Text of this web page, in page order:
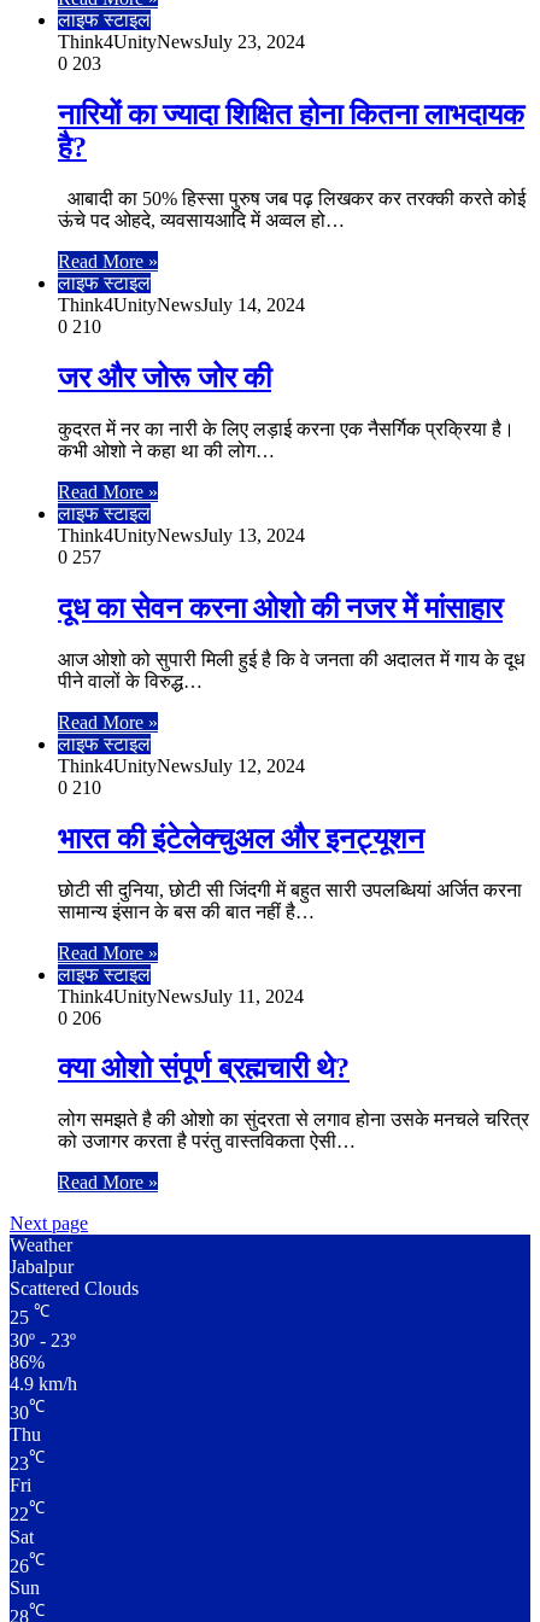
लाइफ स्टाइल
Think4UnityNewsJuly 23, 2024
0 203
नारियों का ज्यादा शिक्षित होना कितना लाभदायक
है?
आबादी का 50% हिस्सा पुरुष जब पढ़ लिखकर कर तरक्की करते कोई
ऊंचे पद ओहदे, व्यवसायआदि में अव्वल हो…
Read More »
लाइफ स्टाइल
Think4UnityNewsJuly 14, 2024
0 210
जर और जोरू जोर की
कुदरत में नर का नारी के लिए लड़ाई करना एक नैसर्गिक प्रक्रिया है।
कभी ओशो ने कहा था की लोग…
Read More »
लाइफ स्टाइल
Think4UnityNewsJuly 13, 2024
0 257
दूध का सेवन करना ओशो की नजर में मांसाहार
आज ओशो को सुपारी मिली हुई है कि वे जनता की अदालत में गाय के दूध
पीने वालों के विरुद्ध…
Read More »
लाइफ स्टाइल
Think4UnityNewsJuly 12, 2024
0 210
भारत की इंटेलेक्चुअल और इनट्यूशन
छोटी सी दुनिया, छोटी सी जिंदगी में बहुत सारी उपलब्धियां अर्जित करना
सामान्य इंसान के बस की बात नहीं है…
Read More »
लाइफ स्टाइल
Think4UnityNewsJuly 11, 2024
0 206
क्या ओशो संपूर्ण ब्रह्मचारी थे?
लोग समझते है की ओशो का सुंदरता से लगाव होना उसके मनचले चरित्र
को उजागर करता है परंतु वास्तविकता ऐसी…
Read More »
Next page
Weather
Jabalpur
Scattered Clouds
25 ℃
30º - 23º
86%
4.9 km/h
30℃
Thu
23℃
Fri
22℃
Sat
26℃
Sun
28℃